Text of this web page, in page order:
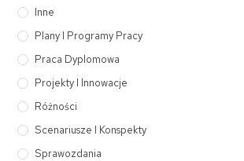
Inne
Plany I Programy Pracy
Praca Dyplomowa
Projekty I Innowacje
Różności
Scenariusze I Konspekty
Sprawozdania